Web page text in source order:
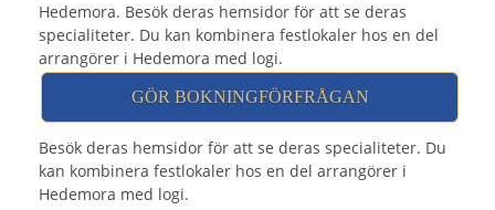
Hedemora. Besök deras hemsidor för att se deras
specialiteter. Du kan kombinera festlokaler hos en del
arrangörer i Hedemora med logi.
GÖR BOKNINGFÖRFRÅGAN
Besök deras hemsidor för att se deras specialiteter. Du
kan kombinera festlokaler hos en del arrangörer i
Hedemora med logi.